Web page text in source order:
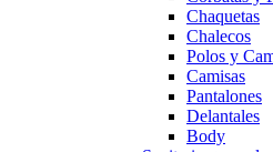
Chaquetas
Chalecos
Polos y
Camisas
Pantalones
Delantales
Body